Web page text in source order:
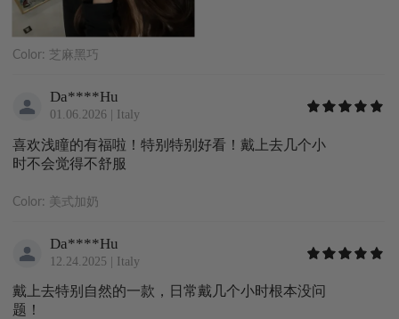
Color: 芝麻黑巧
Da****Hu
01.06.2026 | Italy
喜欢浅瞳的有福啦！特别特别好看！戴上去几个小
时不会觉得不舒服
Color: 美式加奶
Da****Hu
12.24.2025 | Italy
戴上去特别自然的一款，日常戴几个小时根本没问
题！